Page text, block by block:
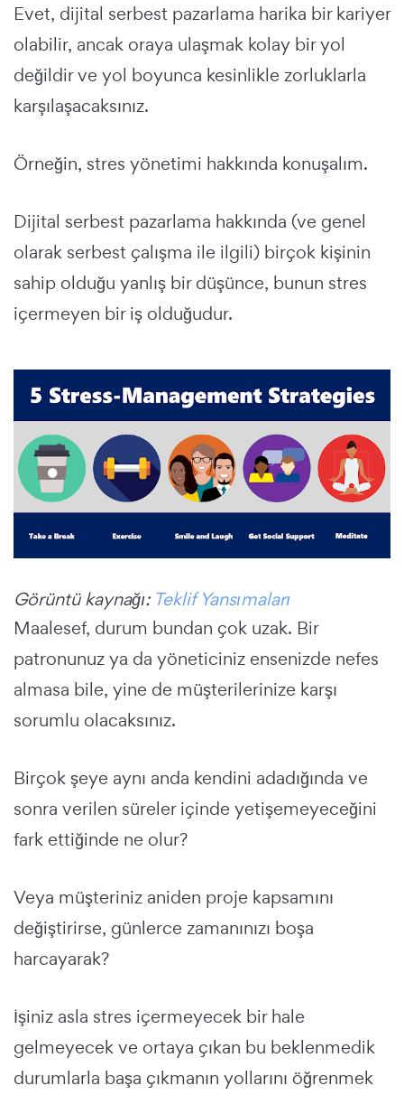
Evet, dijital serbest pazarlama harika bir kariyer
olabilir, ancak oraya ulaşmak kolay bir yol
değildir ve yol boyunca kesinlikle zorluklarla
karşılaşacaksınız.
Örneğin, stres yönetimi hakkında konuşalım.
Dijital serbest pazarlama hakkında (ve genel
olarak serbest çalışma ile ilgili) birçok kişinin
sahip olduğu yanlış bir düşünce, bunun stres
içermeyen bir iş olduğudur.
Görüntü kaynağı: Teklif Yansımaları
Maalesef, durum bundan çok uzak. Bir
patronunuz ya da yöneticiniz ensenizde nefes
almasa bile, yine de müşterilerinize karşı
sorumlu olacaksınız.
Birçok şeye aynı anda kendini adadığında ve
sonra verilen süreler içinde yetişemeyeceğini
fark ettiğinde ne olur?
Veya müşteriniz aniden proje kapsamını
değiştirirse, günlerce zamanınızı boşa
harcayarak?
İşiniz asla stres içermeyecek bir hale
gelmeyecek ve ortaya çıkan bu beklenmedik
durumlarla başa çıkmanın yollarını öğrenmek